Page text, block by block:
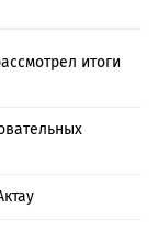
итоги